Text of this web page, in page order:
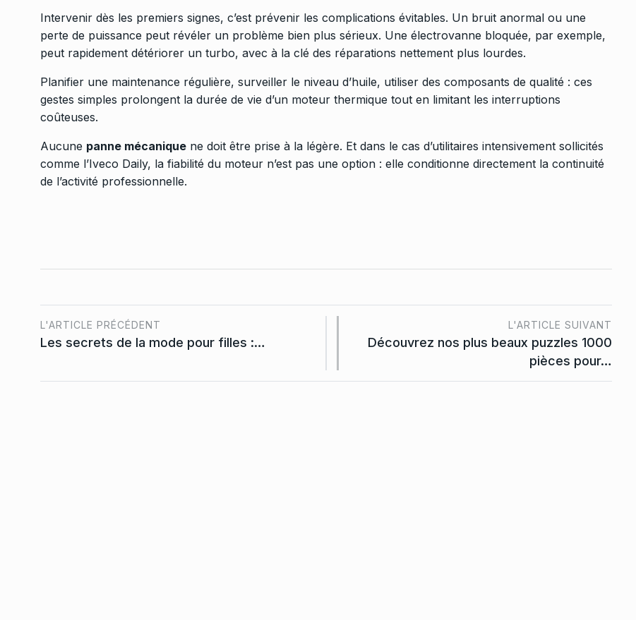
Intervenir dès les premiers signes, c’est prévenir les complications évitables. Un bruit anormal ou une
perte de puissance peut révéler un problème bien plus sérieux. Une électrovanne bloquée, par exemple,
peut rapidement détériorer un turbo, avec à la clé des réparations nettement plus lourdes.
Planifier une maintenance régulière, surveiller le niveau d’huile, utiliser des composants de qualité : ces
gestes simples prolongent la durée de vie d’un moteur thermique tout en limitant les interruptions
coûteuses.
Aucune panne mécanique ne doit être prise à la légère. Et dans le cas d’utilitaires intensivement sollicités
comme l’Iveco Daily, la fiabilité du moteur n’est pas une option : elle conditionne directement la continuité
de l’activité professionnelle.
L'ARTICLE PRÉCÉDENT
Les secrets de la mode pour filles :…
L'ARTICLE SUIVANT
Découvrez nos plus beaux puzzles 1000
pièces pour…